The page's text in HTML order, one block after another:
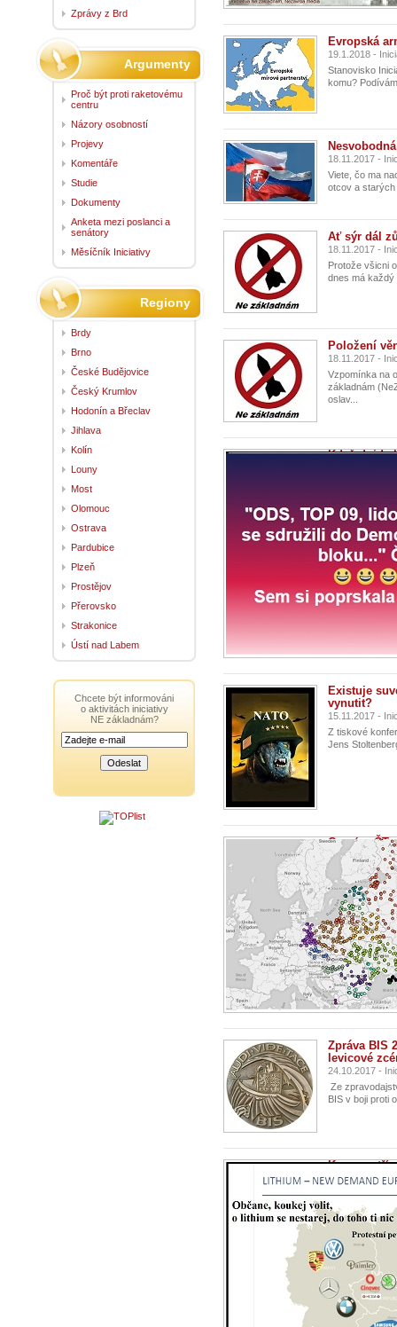
Evropská
19.1.2018 -
Stanovisko
komu?
18.11.2017 -
Viete, čo ma
otcov a
Ať sýr dál
18.11.2017 -
Protože všicni
dnes má každý
Položení
18.11.2017 -
Vzpomínka na
základnám
oslav...
Když dojde
Existuje
vynutit?
15.11.2017 -
Z tiskové
Jens
Co nám
15.11.2017 -
Naivita
zájmy jiných,
Zpráva BIS
levicové
24.10.2017 -
Ze
BIS v boji proti
Komu patří
13.10.2017 -
Proč se
zájmu svých
budoucí těžby...
Zprávy z Brd
Argumenty
Proč být proti raketovému
centru
Názory osobností
Projevy
Komentáře
Studie
Dokumenty
Anketa mezi poslanci a
senátory
Měsíčník Iniciativy
Regiony
Brdy
Brno
České Budějovice
Český Krumlov
Hodonín a Břeclav
Jihlava
Kolín
Louny
Most
Olomouc
Ostrava
Pardubice
Plzeň
Prostějov
Přerovsko
Strakonice
Ústí nad Labem
Chcete být informováni
o aktivitách iniciativy
NE základnám?